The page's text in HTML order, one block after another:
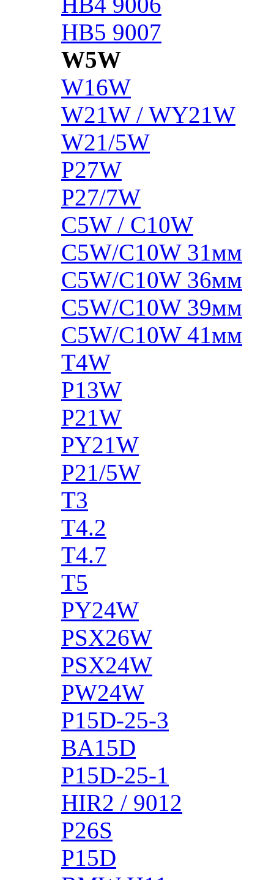
HB5 9007
W5W
W16W
W21W / WY21W
W21/5W
P27W
P27/7W
C5W / C10W
C5W/C10W 31мм
C5W/C10W 36мм
C5W/C10W 39мм
C5W/C10W 41мм
T4W
P13W
P21W
PY21W
P21/5W
T3
T4.2
T4.7
T5
PY24W
PSX26W
PSX24W
PW24W
P15D-25-3
BA15D
P15D-25-1
HIR2 / 9012
P26S
P15D